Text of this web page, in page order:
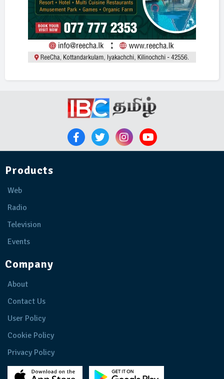
Products
Web
Radio
Television
Events
Company
About
Contact Us
User Policy
Cookie Policy
Privacy Policy